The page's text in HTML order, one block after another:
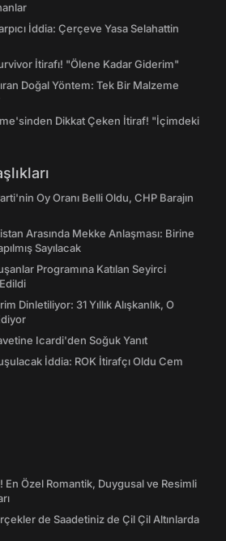
İddia: Çerçeve Yasa Selahattin
İtirafı! "Ölene Kadar Giderim"
Doğal Yöntem: Tek Bir Malzeme
Dikkat Çeken İtiraf! "İçimdeki
Oy Oranı Belli Oldu, CHP Barajın
Arasında Mekke Anlaşması: Birine
Sayılacak
Programına Katılan Seyirci
Edildi
Dinletiliyor: 31 Yıllık Alışkanlık, O
Icardi'den Soğuk Yanıt
İddia: ROK İtirafçı Oldu Cem
En Özel Romantik, Duygusal ve Resimli
de Saadetiniz de Çil Çil Altınlarda